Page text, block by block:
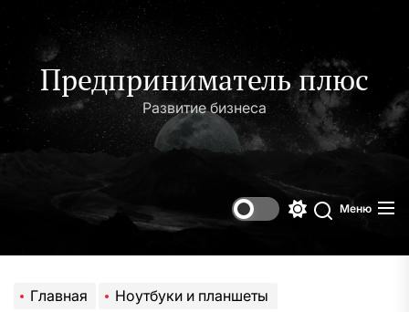
содержимому
Предприниматель плюс
Развитие бизнеса
Поиск
Меню
Главная
Ноутбуки и планшеты